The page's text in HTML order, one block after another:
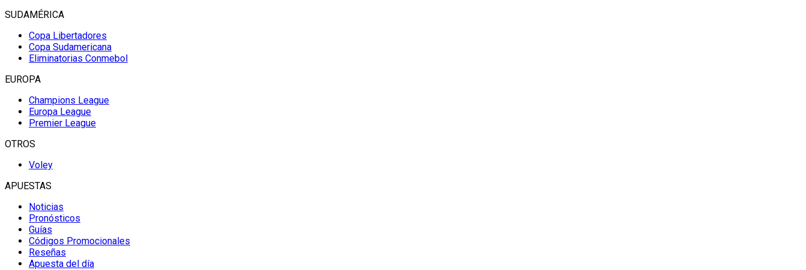
SUDAMÉRICA
Copa Libertadores
Copa Sudamericana
Eliminatorias Conmebol
EUROPA
Champions League
Europa League
Premier League
OTROS
Voley
APUESTAS
Noticias
Pronósticos
Guías
Códigos Promocionales
Reseñas
Apuesta del día